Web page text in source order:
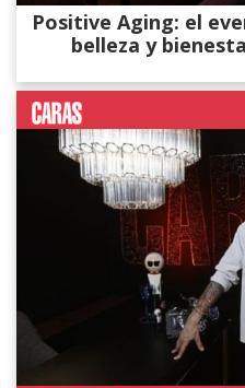
Positive Aging: el
belleza y